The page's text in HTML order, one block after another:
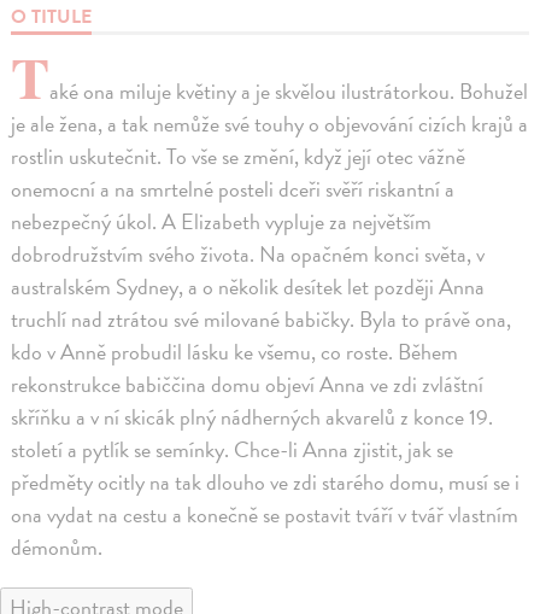
O TITULE
Také ona miluje květiny a je skvělou ilustrátorkou. Bohužel
je ale žena, a tak nemůže své touhy o objevování cizích krajů a
rostlin uskutečnit. To vše se změní, když její otec vážně
onemocní a na smrtelné posteli dceři svěří riskantní a
nebezpečný úkol. A Elizabeth vypluje za největším
dobrodružstvím svého života. Na opačném konci světa, v
australském Sydney, a o několik desítek let později Anna
truchlí nad ztrátou své milované babičky. Byla to právě ona,
kdo v Anně probudil lásku ke všemu, co roste. Během
rekonstrukce babiččina domu objeví Anna ve zdi zvláštní
skříňku a v ní skicák plný nádherných akvarelů z konce 19.
století a pytlík se semínky. Chce-li Anna zjistit, jak se
předměty ocitly na tak dlouho ve zdi starého domu, musí se i
ona vydat na cestu a konečně se postavit tváří v tvář vlastním
démonům.
High-contrast mode